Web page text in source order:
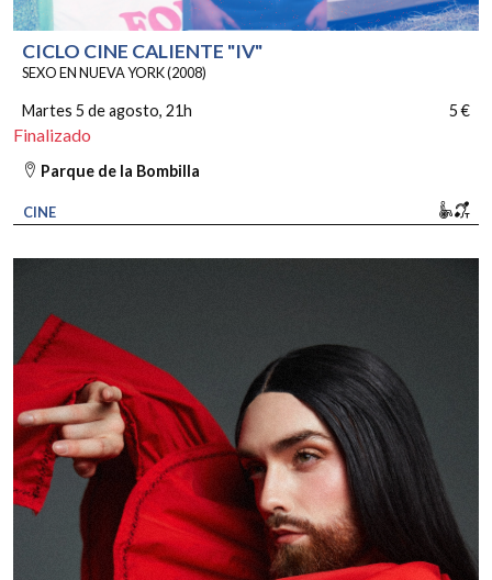
CICLO CINE CALIENTE "IV"
SEXO EN NUEVA YORK (2008)
Martes 5 de agosto, 21h 5 €
Finalizado
Parque de la Bombilla
CINE